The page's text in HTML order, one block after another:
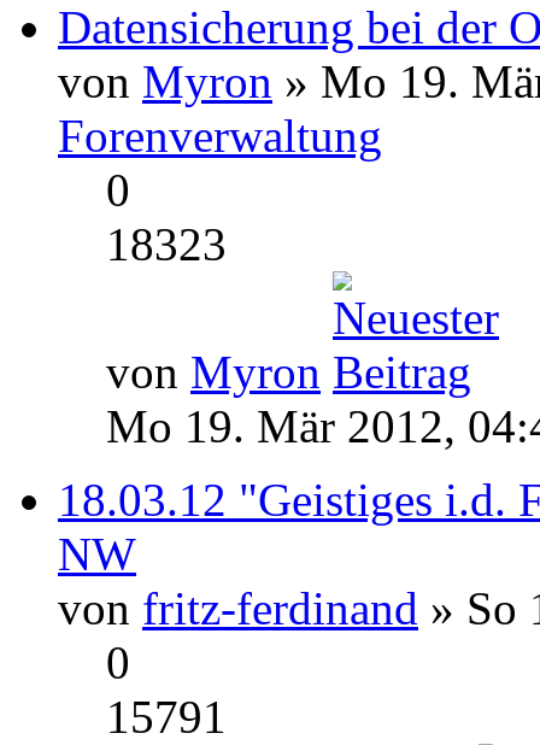
Datensicherung bei der
von Myron » Mo 19.
Forenverwaltung
0
18323
von Myron
Mo 19. Mär 2012,
18.03.12 "Geistiges i.d.
NW
von fritz-ferdinand » So
0
15791